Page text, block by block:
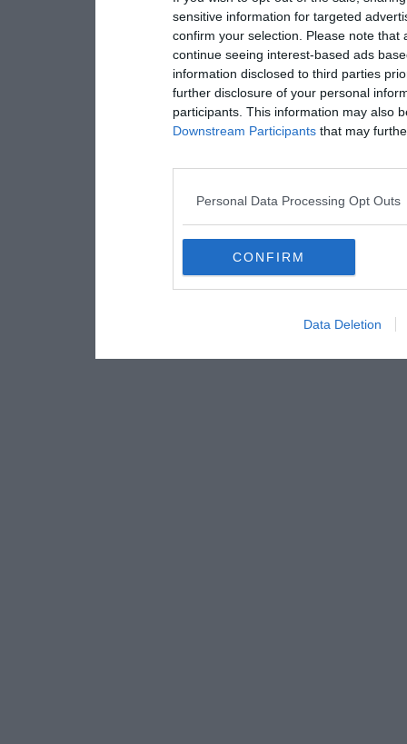
sensitive information for targeted
confirm your selection. Please note
continue seeing interest-based ads
information disclosed to third parties
further disclosure of your personal
participants. This information may also
Downstream Participants that may
Personal Data Processing Opt Outs
CONFIRM
Data Deletion